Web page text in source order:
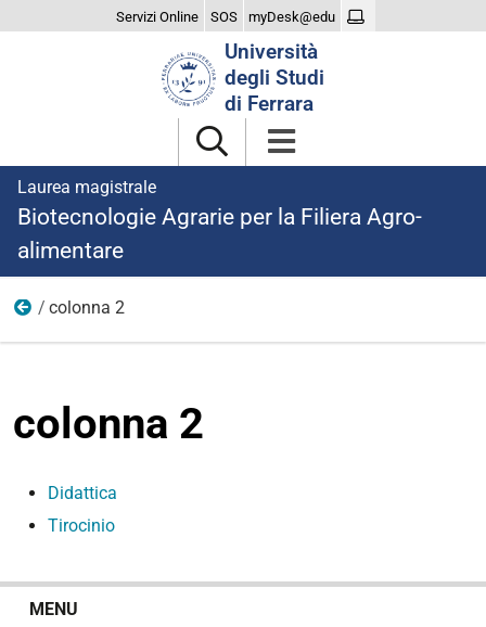
Servizi Online SOS myDesk@edu
Università
degli Studi
di Ferrara
Laurea magistrale
Biotecnologie Agrarie per la Filiera Agro-
alimentare
studiare
colonna 2
colonna 2
Didattica
Tirocinio
MENU